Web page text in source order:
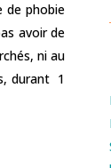
de phobie
avoir de
ni au
durant 1